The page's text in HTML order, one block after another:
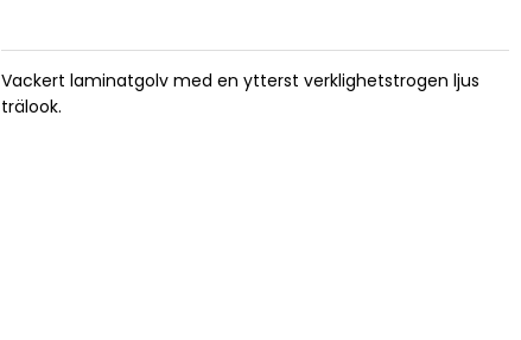
Vackert laminatgolv med en ytterst verklighetstrogen ljus
trälook.